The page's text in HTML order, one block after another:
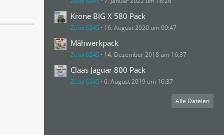
Krone BIG X 580 Pack
Zetor6245 16. August 2020 um 09:47
Mähwerkpack
Zetor6245 14. Dezember 2018 um 16:37
Claas Jaguar 800 Pack
Zetor6245 6. August 2019 um 16:37
Alle Dateien